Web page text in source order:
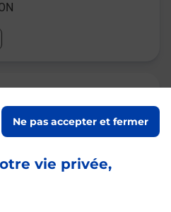
vie privée,
Ne pas accepter et fermer
samedi à 09h00